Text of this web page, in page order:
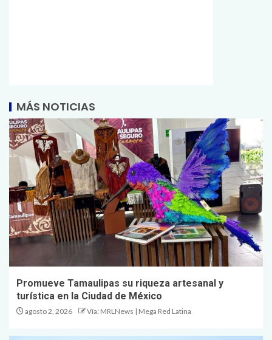
MÁS NOTICIAS
Promueve Tamaulipas su riqueza artesanal y
turística en la Ciudad de México
agosto 2, 2026 Vía: MRLNews | Mega Red Latina